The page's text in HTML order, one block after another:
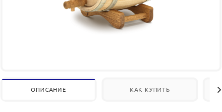
ОПИСАНИЕ КАК КУПИТЬ